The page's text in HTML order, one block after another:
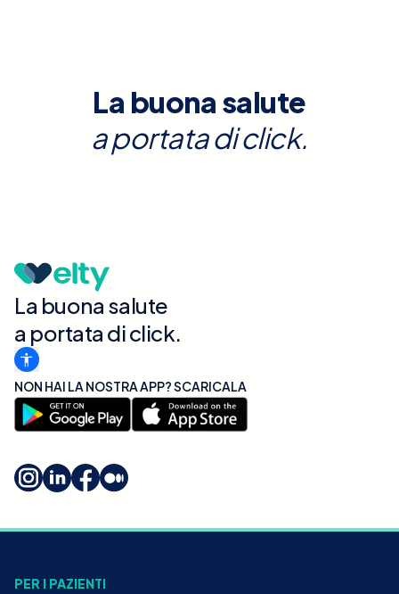
La buona salute
a portata di click.
La buona salute
a portata di click.
NON HAI LA NOSTRA APP? SCARICALA
PER I PAZIENTI